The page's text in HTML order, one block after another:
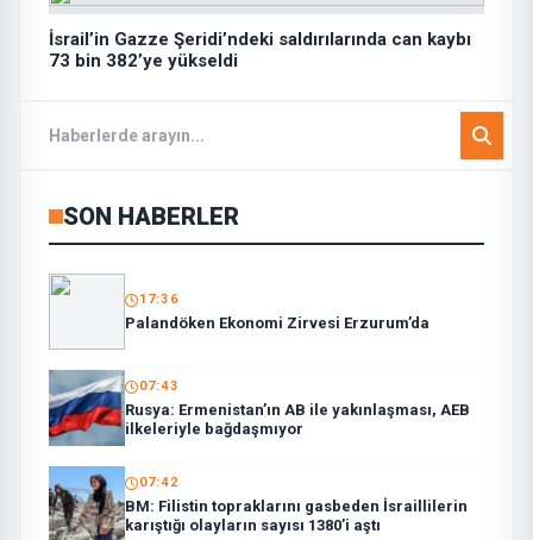
İsrail’in Gazze Şeridi’ndeki saldırılarında can kaybı
73 bin 382’ye yükseldi
SON HABERLER
17:36
Palandöken Ekonomi Zirvesi Erzurum’da
07:43
Rusya: Ermenistan’ın AB ile yakınlaşması, AEB
ilkeleriyle bağdaşmıyor
07:42
BM: Filistin topraklarını gasbeden İsraillilerin
karıştığı olayların sayısı 1380’i aştı